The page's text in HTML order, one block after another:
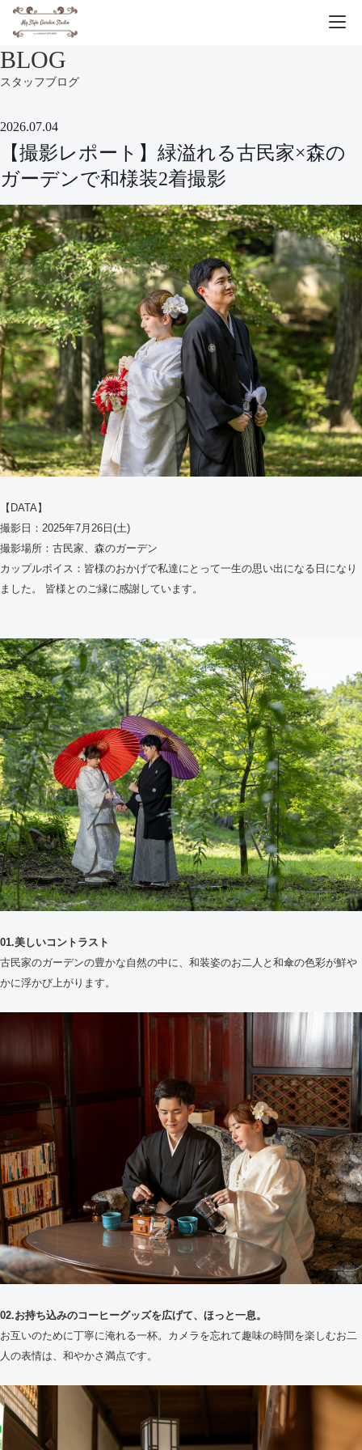
BLOG
スタッフブログ
2026.07.04
【撮影レポート】緑溢れる古民家×森の
ガーデンで和様装2着撮影
【DATA】
撮影日：2025年7月26日(土)
撮影場所：古民家、森のガーデン
カップルボイス：皆様のおかげで私達にとって一生の思い出になる日になり
ました。 皆様とのご縁に感謝しています。
01.美しいコントラスト
古民家のガーデンの豊かな自然の中に、和装姿のお二人と和傘の色彩が鮮や
かに浮かび上がります。
02.お持ち込みのコーヒーグッズを広げて、ほっと一息。
お互いのために丁寧に淹れる一杯。カメラを忘れて趣味の時間を楽しむお二
人の表情は、和やかさ満点です。